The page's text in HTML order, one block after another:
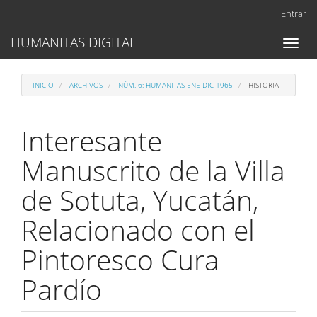
Contenido
principal
lateral
Entrar
Toggle
HUMANITAS DIGITAL
INICIO ARCHIVOS NÚM. 6: HUMANITAS ENE-DIC 1965 HISTORIA
Interesante
Manuscrito de la Villa
de Sotuta, Yucatán,
Relacionado con el
Pintoresco Cura
Pardío